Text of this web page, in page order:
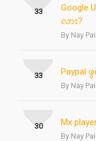
Google
လား?
By Nay
33
Paypal
By Nay
33
Mx
By Nay
30